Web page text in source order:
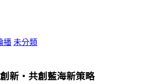
播 未分類
新‧共創藍海新策略